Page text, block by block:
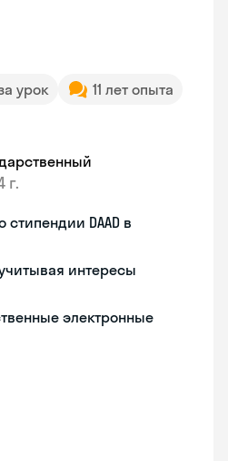
урок
11 лет опыта
г.
DAAD в
интересы
электронные